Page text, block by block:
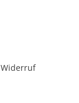
Widerruf